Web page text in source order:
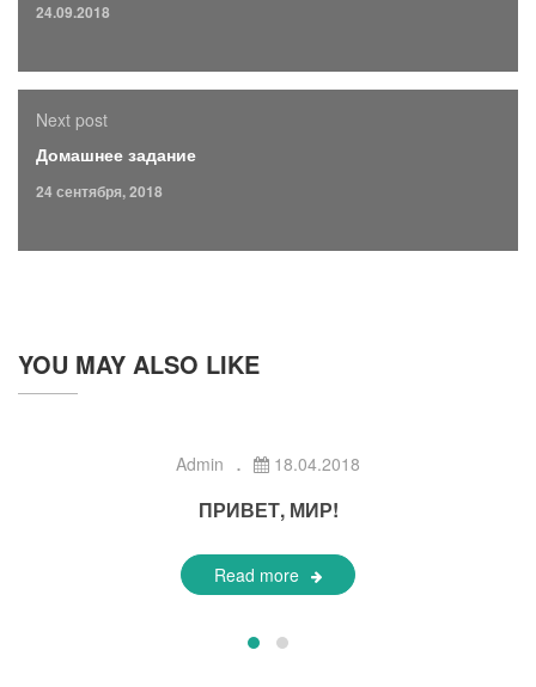
24.09.2018
Next post
Домашнее задание
24 сентября, 2018
YOU MAY ALSO LIKE
Admin 18.04.2018
ПРИВЕТ, МИР!
Read more